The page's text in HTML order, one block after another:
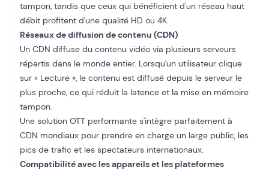
tampon, tandis que ceux qui bénéficient d'un réseau haut
débit profitent d'une qualité HD ou 4K.
Réseaux de diffusion de contenu (CDN)
Un CDN diffuse du contenu vidéo via plusieurs serveurs
répartis dans le monde entier. Lorsqu'un utilisateur clique
sur « Lecture », le contenu est diffusé depuis le serveur le
plus proche, ce qui réduit la latence et la mise en mémoire
tampon.
Une solution OTT performante s'intègre parfaitement à
CDN mondiaux pour prendre en charge un large public, les
pics de trafic et les spectateurs internationaux.
Compatibilité avec les appareils et les plateformes